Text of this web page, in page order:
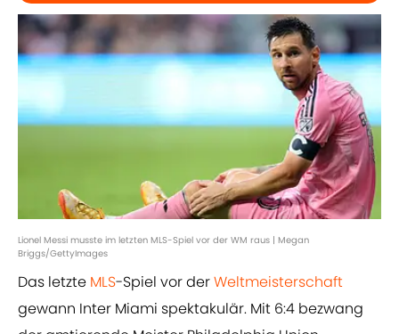
Lionel Messi musste im letzten MLS-Spiel vor der WM raus | Megan
Briggs/GettyImages
Das letzte MLS-Spiel vor derWeltmeisterschaft
gewann Inter Miami spektakulär. Mit 6:4 bezwang